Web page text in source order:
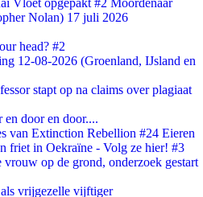
Vloet opgepakt #2 Moordenaar
Nolan) 17 juli 2026
head? #2
12-08-2026 (Groenland, IJsland en
stapt op na claims over plagiaat
door en door....
van Extinction Rebellion #24 Eieren
friet in Oekraïne - Volg ze hier! #3
op de grond, onderzoek gestart
vrijgezelle vijftiger